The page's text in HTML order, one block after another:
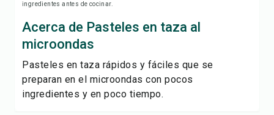
Reportar
ingredientes antes de cocinar.
Acerca de Pasteles en taza al
microondas
Pasteles en taza rápidos y fáciles que se
preparan en el microondas con pocos
ingredientes y en poco tiempo.